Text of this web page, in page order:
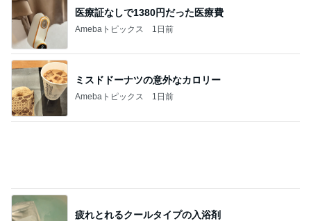
疲れとれるクールタイプの入浴剤
Amebaトピックス 1日前